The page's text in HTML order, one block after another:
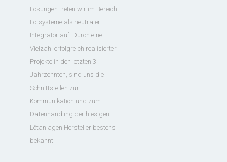
Lösungen treten wir im Bereich
Lötsysteme als neutraler
Integrator auf. Durch eine
Vielzahl erfolgreich realisierter
Projekte in den letzten 3
Jahrzehnten, sind uns die
Schnittstellen zur
Kommunikation und zum
Datenhandling der hiesigen
Lötanlagen Hersteller bestens
bekannt.